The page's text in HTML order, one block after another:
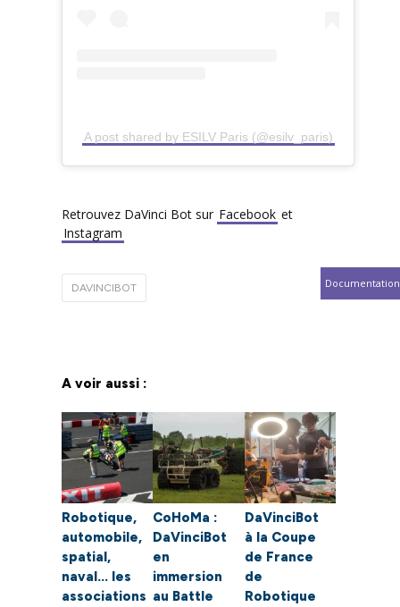
A post shared by ESILV Paris (@esilv_paris)
Retrouvez DaVinci Bot sur Facebook et
Instagram
DAVINCIBOT
A voir aussi :
Robotique,
automobile,
spatial,
naval… les
associations
CoHoMa :
DaVinciBot
en
immersion
au Battle
DaVinciBot
à la Coupe
de France
de
Robotique
Documentation